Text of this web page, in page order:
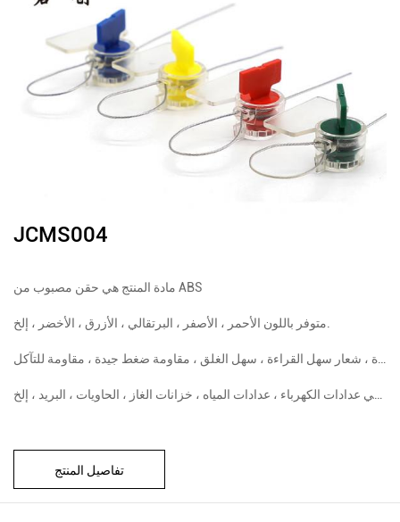
JCMS004
مادة المنتج هي حقن مصبوب من ABS
مساحة طباعة كبيرة ، شعار سهل القراءة ، سهل الغلق ، مقاومة ضغط جيدة ، مقاومة للتآكل
تفاصيل المنتج